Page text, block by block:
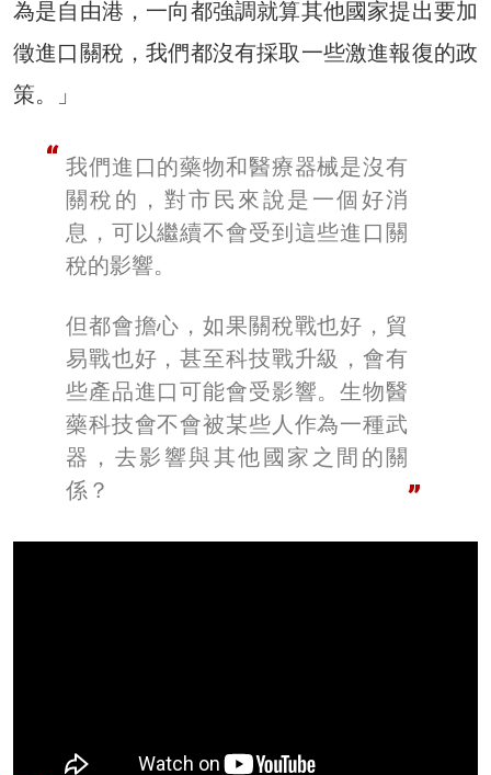
為是自由港，一向都強調就算其他國家提出要加
徵進口關稅，我們都沒有採取一些激進報復的政
策。」
我們進口的藥物和醫療器械是沒有
關稅的，對市民來說是一個好消
息，可以繼續不會受到這些進口關
稅的影響。
但都會擔心，如果關稅戰也好，貿
易戰也好，甚至科技戰升級，會有
些產品進口可能會受影響。生物醫
藥科技會不會被某些人作為一種武
器，去影響與其他國家之間的關
係？